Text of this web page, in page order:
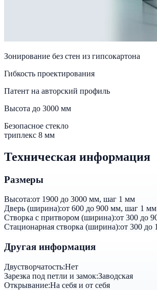
Зонирование без стен из гипсокартона
Гибкость проектирования
Патент на авторский профиль
Высота до 3000 мм
Безопасное стекло
триплекс 8 мм
Техническая информация
Размеры
Высота:от 1900 до 3000 мм, шаг 1 мм
Дверь (ширина):от 600 до 900 мм, шаг 1 мм
Створка с притвором (ширина):от 300 до
Стационарная створка (ширина):от 300 до
Другая информация
Двустворчатость:Нет
Зарезка под петли и замок:Заводская
Открывание:На себя и от себя